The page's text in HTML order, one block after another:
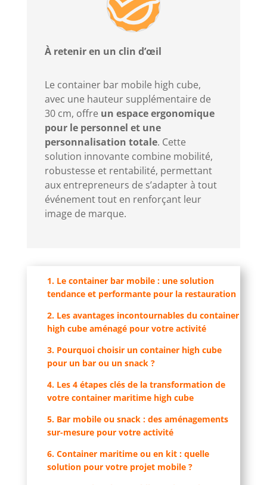
À retenir en un clin d’œil
Le container bar mobile high cube,
avec une hauteur supplémentaire de
30 cm, offre un espace ergonomique
pour le personnel et une
personnalisation totale. Cette
solution innovante combine mobilité,
robustesse et rentabilité, permettant
aux entrepreneurs de s’adapter à tout
événement tout en renforçant leur
image de marque.
1. Le container bar mobile : une solution
tendance et performante pour la restauration
2. Les avantages incontournables du container
high cube aménagé pour votre activité
3. Pourquoi choisir un container high cube
pour un bar ou un snack ?
4. Les 4 étapes clés de la transformation de
votre container maritime high cube
5. Bar mobile ou snack : des aménagements
sur-mesure pour votre activité
6. Container maritime ou en kit : quelle
solution pour votre projet mobile ?